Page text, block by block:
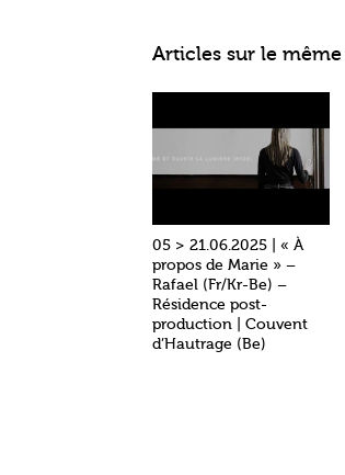
Articles sur le
05 > 21.06.2025 | « À
propos de Marie » –
Rafael (Fr/Kr-Be) –
Résidence post-
production | Couvent
d’Hautrage (Be)